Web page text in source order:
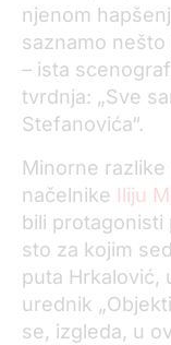
njenom
saznamo
– ista
tvrdnja: „Sve
Stefanovića“.
Minorne
načelnike Iliju
bili
sto za kojim
puta Hrkalović,
urednik
se, izgleda, u